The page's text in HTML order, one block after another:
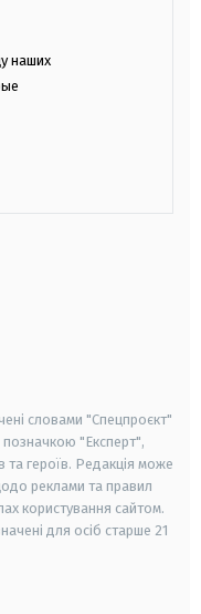
наших
словами "Спецпроєкт"
позначкою "Експерт",
та героїв. Редакція може
реклами та правил
користування сайтом.
для осіб старше 21